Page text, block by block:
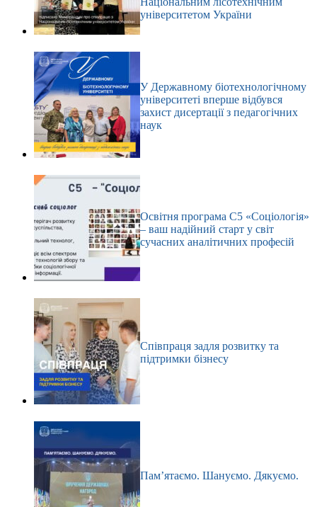
університетом України
У Державному біотехнологічному
університеті вперше відбувся
захист дисертації з педагогічних
наук
Освітня програма С5 «Соціологія»
– ваш надійний старт у світ
сучасних аналітичних професій
Співпраця задля розвитку та
підтримки бізнесу
Пам’ятаємо. Шануємо. Дякуємо.